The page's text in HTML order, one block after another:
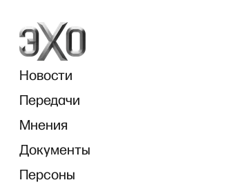
Новости
Передачи
Мнения
Документы
Персоны